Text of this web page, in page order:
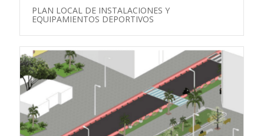
PLAN LOCAL DE INSTALACIONES Y
EQUIPAMIENTOS DEPORTIVOS